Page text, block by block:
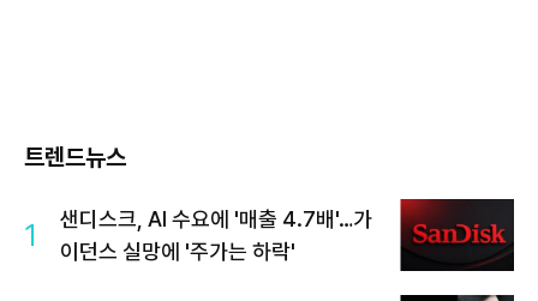
트렌드뉴스
1
샌디스크, AI 수요에 '매출 4.7배'…가
이던스 실망에 '주가는 하락'